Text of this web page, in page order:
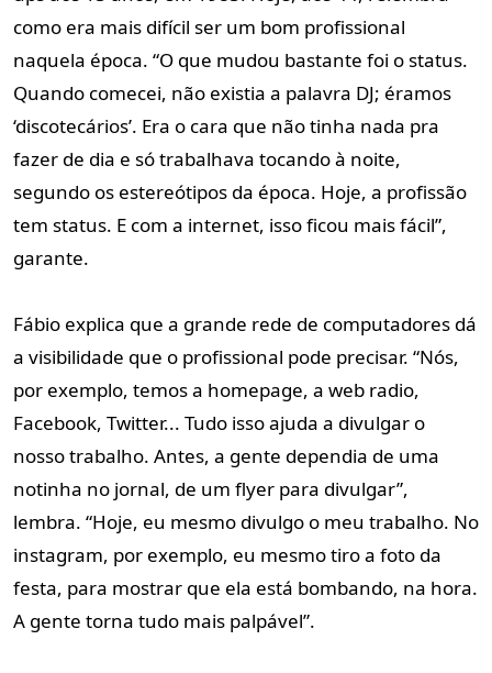
como era mais difícil ser um bom profissional
naquela época. “O que mudou bastante foi o status.
Quando comecei, não existia a palavra DJ; éramos
‘discotecários’. Era o cara que não tinha nada pra
fazer de dia e só trabalhava tocando à noite,
segundo os estereótipos da época. Hoje, a profissão
tem status. E com a internet, isso ficou mais fácil”,
garante.
Fábio explica que a grande rede de computadores dá
a visibilidade que o profissional pode precisar. “Nós,
por exemplo, temos a homepage, a web radio,
Facebook, Twitter... Tudo isso ajuda a divulgar o
nosso trabalho. Antes, a gente dependia de uma
notinha no jornal, de um flyer para divulgar”,
lembra. “Hoje, eu mesmo divulgo o meu trabalho. No
instagram, por exemplo, eu mesmo tiro a foto da
festa, para mostrar que ela está bombando, na hora.
A gente torna tudo mais palpável”.